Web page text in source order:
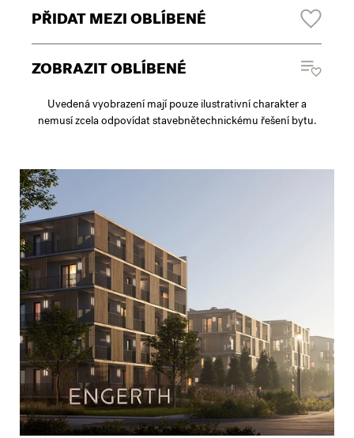
PŘIDAT MEZI OBLÍBENÉ
ZOBRAZIT OBLÍBENÉ
Uvedená vyobrazení mají pouze ilustrativní charakter a
nemusí zcela odpovídat stavebnětechnickému řešení bytu.